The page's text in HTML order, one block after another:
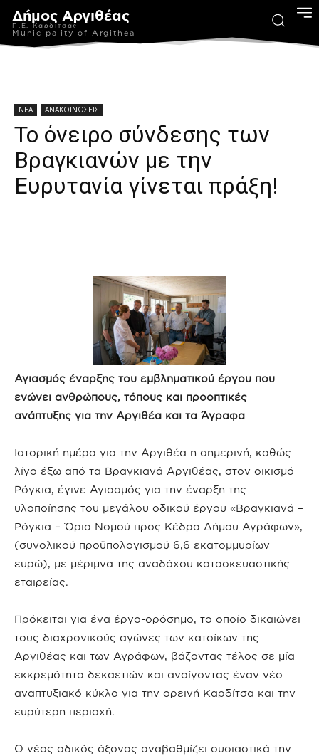
Δήμος Αργιθέας
Π.Ε. Καρδίτσας
Municipality of Argithea
ΝΕΑ ΑΝΑΚΟΙΝΩΣΕΙΣ
Το όνειρο σύνδεσης των
Βραγκιανών με την
Ευρυτανία γίνεται πράξη!
Αγιασμός έναρξης του εμβληματικού έργου που
ενώνει ανθρώπους, τόπους και προοπτικές
ανάπτυξης για την Αργιθέα και τα Άγραφα
Ιστορική ημέρα για την Αργιθέα η σημερινή, καθώς
λίγο έξω από τα Βραγκιανά Αργιθέας, στον οικισμό
Ρόγκια, έγινε Αγιασμός για την έναρξη της
υλοποίησης του μεγάλου οδικού έργου «Βραγκιανά –
Ρόγκια – Όρια Νομού προς Κέδρα Δήμου Αγράφων»,
(συνολικού προϋπολογισμού 6,6 εκατομμυρίων
ευρώ), με μέριμνα της αναδόχου κατασκευαστικής
εταιρείας.
Πρόκειται για ένα έργο-ορόσημο, το οποίο δικαιώνει
τους διαχρονικούς αγώνες των κατοίκων της
Αργιθέας και των Αγράφων, βάζοντας τέλος σε μία
εκκρεμότητα δεκαετιών και ανοίγοντας έναν νέο
αναπτυξιακό κύκλο για την ορεινή Καρδίτσα και την
ευρύτερη περιοχή.
Ο νέος οδικός άξονας αναβαθμίζει ουσιαστικά την